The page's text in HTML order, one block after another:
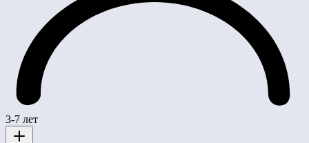
3-7 лет